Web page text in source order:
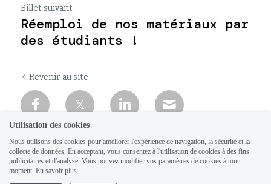
Billet suivant
Réemploi de nos matériaux par
des étudiants !
Revenir au site
Utilisation des cookies
Nous utilisons des cookies pour améliorer l'expérience de navigation, la sécurité et la
collecte de données. En acceptant, vous consentez à l'utilisation de cookies à des fins
publicitaires et d'analyse. Vous pouvez modifier vos paramètres de cookies à tout
moment. En savoir plus